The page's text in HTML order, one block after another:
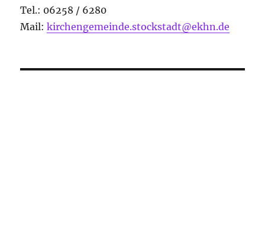
Tel.: 06258 / 6280
Mail:kirchengemeinde.stockstadt@ekhn.de